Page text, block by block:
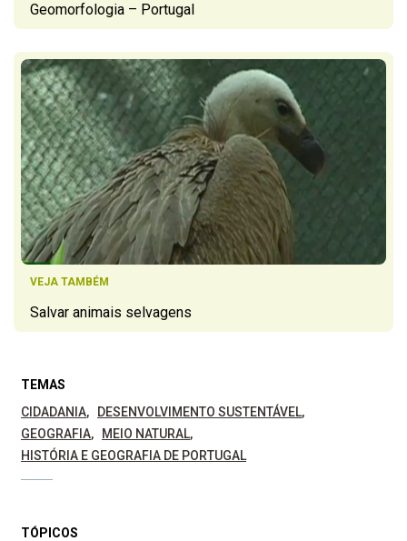
Geomorfologia – Portugal
VEJA TAMBÉM
Salvar animais selvagens
TEMAS
CIDADANIA
DESENVOLVIMENTO SUSTENTÁVEL
GEOGRAFIA
MEIO NATURAL
HISTÓRIA E GEOGRAFIA DE PORTUGAL
TÓPICOS